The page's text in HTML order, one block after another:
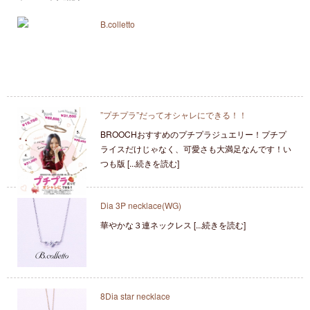
B.colletto
”プチプラ”だってオシャレにできる！！
BROOCHおすすめのプチプラジュエリー！プチプ
ライスだけじゃなく、可愛さも大満足なんです！い
つも版 [...続きを読む]
Dia 3P necklace(WG)
華やかな３連ネックレス [...続きを読む]
8Dia star necklace